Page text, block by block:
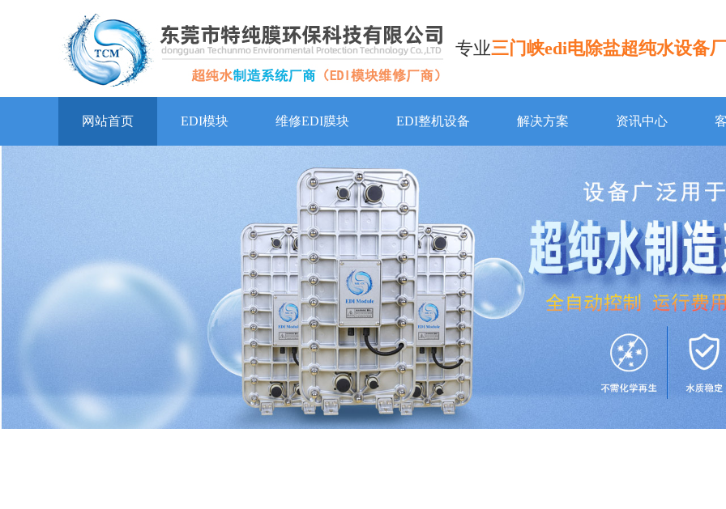
专业三门峡edi电除盐超纯水设备
网站首页 EDI模块 维修EDI膜块 EDI整机设备 解决方案 资讯中心